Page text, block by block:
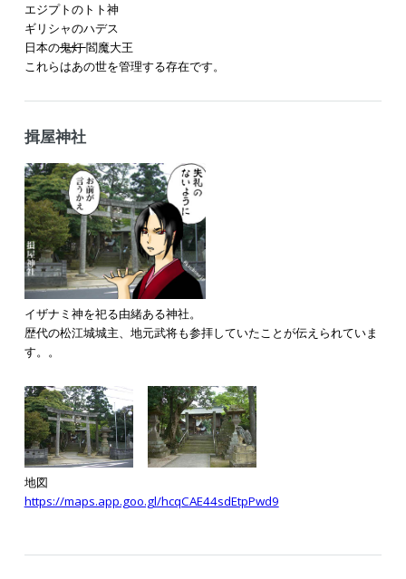
エジプトのトト神
ギリシャのハデス
日本の鬼灯閻魔大王
これらはあの世を管理する存在です。
揖屋神社
イザナミ神を祀る由緒ある神社。
歴代の松江城城主、地元武将も参拝していたことが伝えられていま
す。。
地図
https://maps.app.goo.gl/hcqCAE44sdEtpPwd9